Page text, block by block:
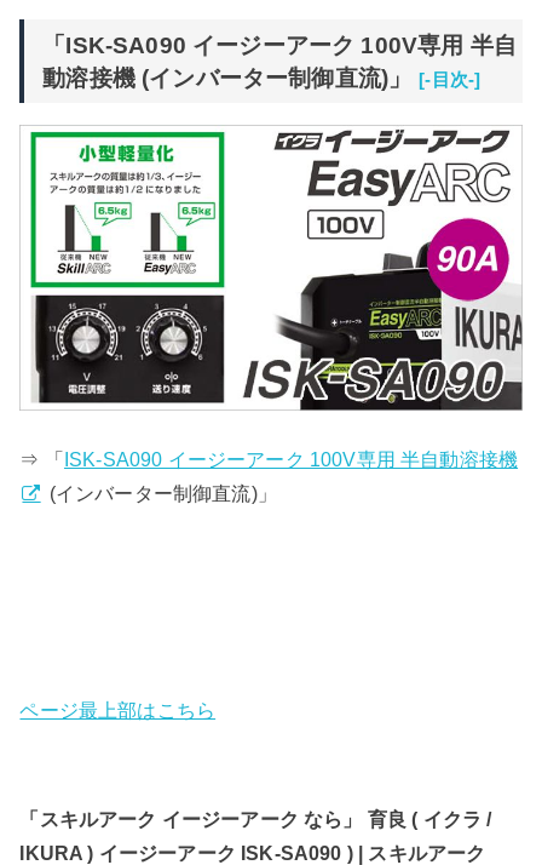
「ISK-SA090 イージーアーク 100V専用 半自
動溶接機 (インバーター制御直流)」
[-目次-]
⇒ 「ISK-SA090 イージーアーク 100V専用 半自動溶接機
(インバーター制御直流)」
ページ最上部はこちら
「スキルアーク イージーアーク なら」 育良 ( イクラ /
IKURA ) イージーアーク ISK-SA090 ) | スキルアーク